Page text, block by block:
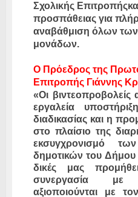
Σχολικής
προσπάθειας για
αναβάθμιση όλων
μονάδων.
Ο Πρόεδρος της
Επιτροπής Γιάννης
«Οι
εργαλεία
διαδικασίας και η
στο πλαίσιο της
εκσυγχρονισμό
δημοτικών του
δικές μας
συνεργασία με
αξιοποιούνται με